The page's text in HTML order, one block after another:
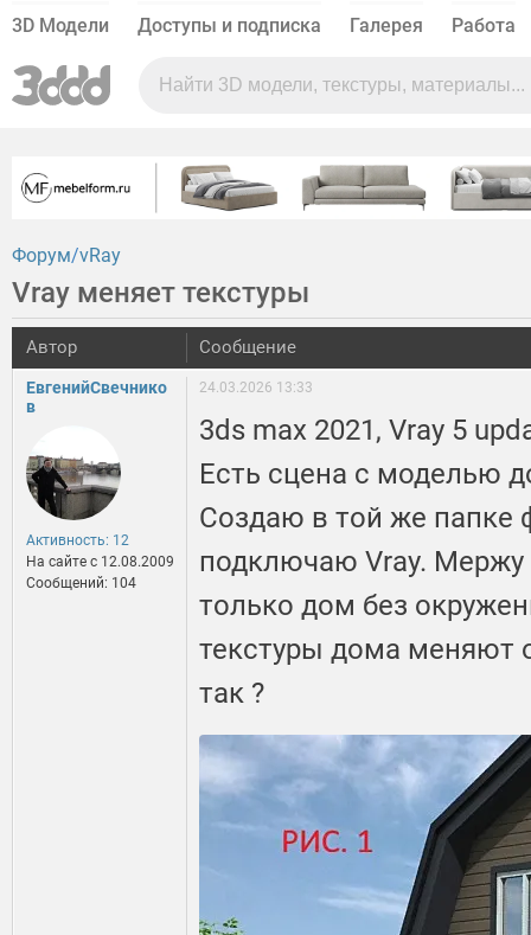
3D Модели Доступы и подписка Галерея Работа
Форум vRay
Vray меняет текстуры
Автор Сообщение
ЕвгенийСвечнико
в
Активность: 12
На сайте c 12.08.2009
Сообщений: 104
24.03.2026 13:33
3ds max 2021, Vray 5
Есть сцена с моделью
Создаю в той же папке
подключаю Vray. Мержу
только дом без
текстуры дома меняют
так ?